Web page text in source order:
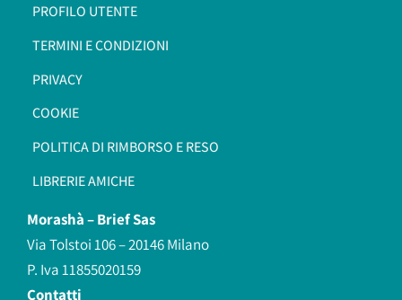
PROFILO UTENTE
TERMINI E CONDIZIONI
PRIVACY
COOKIE
POLITICA DI RIMBORSO E RESO
LIBRERIE AMICHE
Morashà –Brief Sas
Via Tolstoi 106 – 20146 Milano
P. Iva 11855020159
Contatti